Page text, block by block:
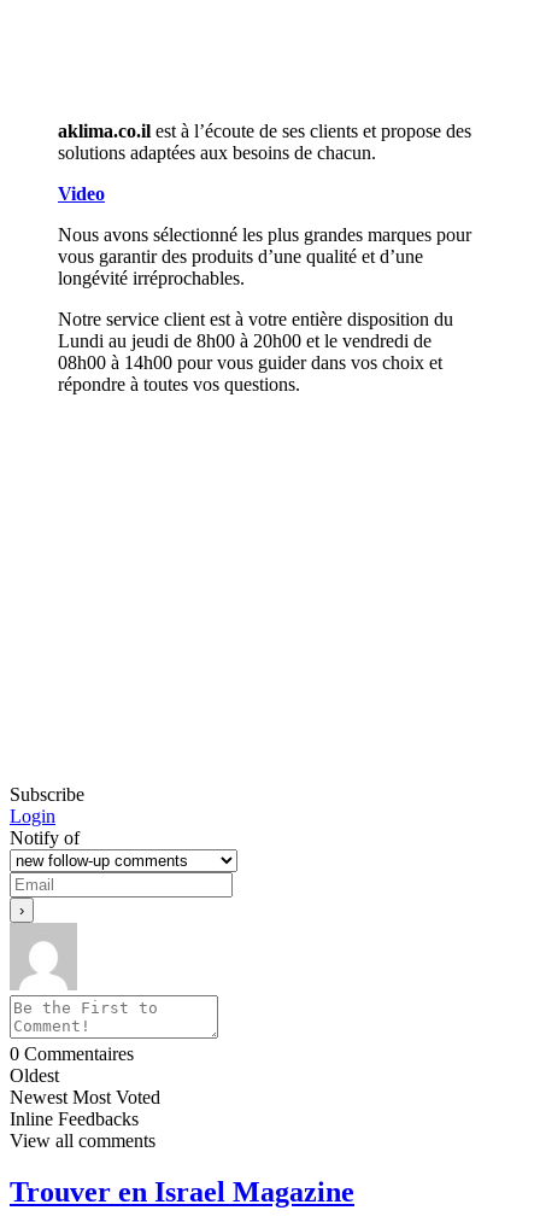
aklima.co.il est à l’écoute de ses clients et propose des
solutions adaptées aux besoins de chacun.
Video
Nous avons sélectionné les plus grandes marques pour
vous garantir des produits d’une qualité et d’une
longévité irréprochables.
Notre service client est à votre entière disposition du
Lundi au jeudi de 8h00 à 20h00 et le vendredi de
08h00 à 14h00 pour vous guider dans vos choix et
répondre à toutes vos questions.
Subscribe
Login
Notify of
0 Commentaires
Oldest
Newest Most Voted
Inline Feedbacks
View all comments
Trouver en Israel Magazine